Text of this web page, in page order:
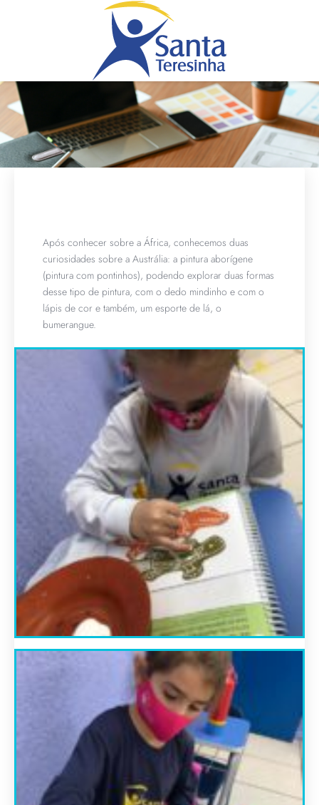
Após conhecer sobre a África, conhecemos duas
curiosidades sobre a Austrália: a pintura aborígene
(pintura com pontinhos), podendo explorar duas formas
desse tipo de pintura, com o dedo mindinho e com o
lápis de cor e também, um esporte de lá, o
bumerangue.